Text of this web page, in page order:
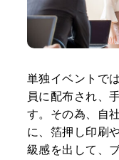
単独イベントで
員に配布され、
す。その為、自
に、箔押し印刷
級感を出して、